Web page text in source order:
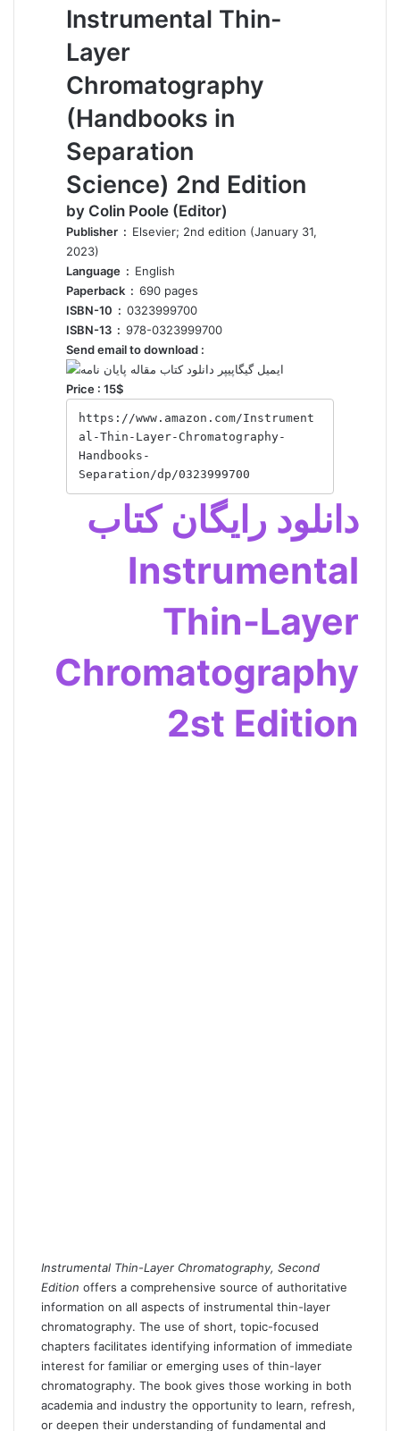
Instrumental Thin-
Layer
Chromatography
(Handbooks in
Separation
Science) 2nd Edition
by Colin Poole (Editor)
Publisher ‏ : ‎ Elsevier; 2nd edition (January 31,
2023)
Language ‏ : ‎ English
Paperback ‏ : ‎690 pages
ISBN-10 ‏ : ‎0323999700
ISBN-13 ‏ : ‎978-0323999700
Send email to download :
Price : 15$
https://www.amazon.com/Instrument
al-Thin-Layer-Chromatography-
Handbooks-
Separation/dp/0323999700
دانلود رایگان کتاب
Instrumental
Thin-Layer
Chromatography
2st Edition
Instrumental Thin-Layer Chromatography, Second
Edition offers a comprehensive source of authoritative
information on all aspects of instrumental thin-layer
chromatography. The use of short, topic-focused
chapters facilitates identifying information of immediate
interest for familiar or emerging uses of thin-layer
chromatography. The book gives those working in both
academia and industry the opportunity to learn, refresh,
or deepen their understanding of fundamental and